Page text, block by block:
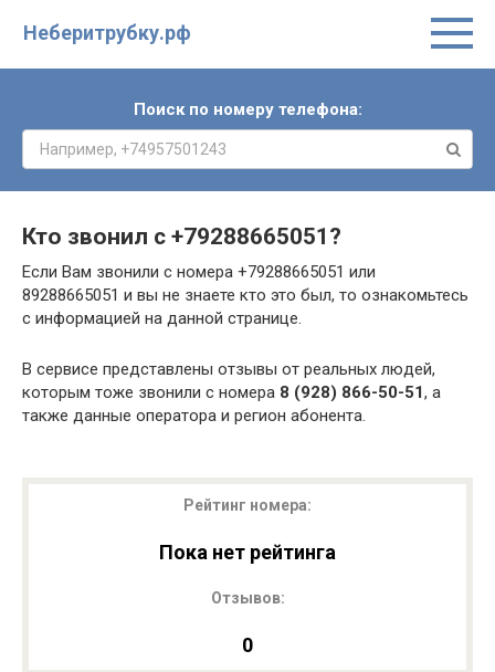
Неберитрубку.рф
Поиск по номеру телефона:
Кто звонил с +79288665051 ?
Если Вам звонили с номера +79288665051 или
89288665051 и вы не знаете кто это был, то ознакомьтесь
с информацией на данной странице.
В сервисе представлены отзывы от реальных людей,
которым тоже звонили с номера 8 (928) 866-50-51, а
также данные оператора и регион абонента.
Рейтинг номера:
Пока нет рейтинга
Отзывов:
0